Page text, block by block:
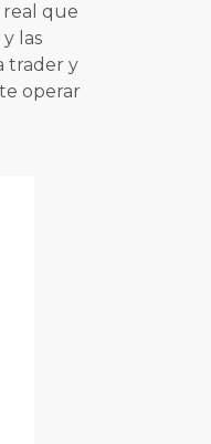
real que
las
trader y
operar